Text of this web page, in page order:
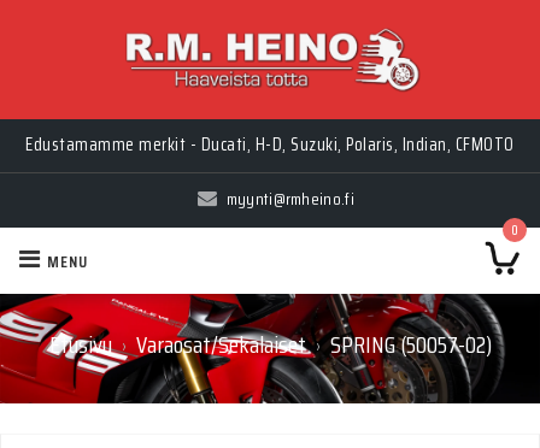
Edustamamme merkit - Ducati, H-D, Suzuki, Polaris, Indian, CFMOTO
myynti@rmheino.fi
0
MENU
Etusivu › Varaosat/Sekalaiset › SPRING (50057-02)